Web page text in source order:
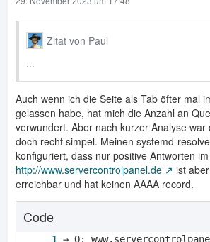
Zitat von Paul
...
Auch wenn ich die Seite als Tab öfter mal
gelassen habe, hat mich die Anzahl an
verwundert. Aber nach kurzer Analyse war
doch recht simpel. Meinen systemd-
konfiguriert, dass nur positive Antworten
http://www.servercontrolpanel.de
ist
erreichbar und hat keinen AAAA record.
Code